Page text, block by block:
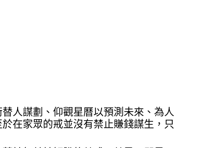
人謀劃、仰觀星曆以預測未來、為人
在家眾的戒並沒有禁止賺錢謀生，只